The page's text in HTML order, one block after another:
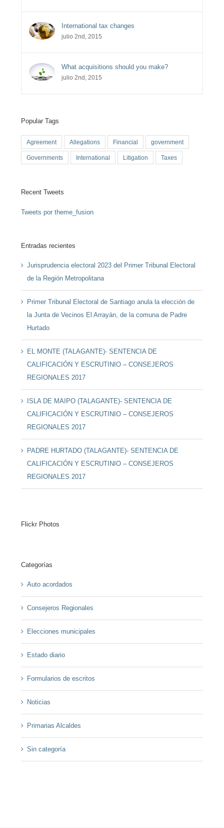
International tax changes
julio 2nd, 2015
What acquisitions should you make?
julio 2nd, 2015
Popular Tags
Agreement Allegations Financial government
Governments International Litigation Taxes
Recent Tweets
Tweets por theme_fusion
Entradas recientes
Jurisprudencia electoral 2023 del Primer Tribunal Electoral
de la Región Metropolitana
Primer Tribunal Electoral de Santiago anula la elección de
la Junta de Vecinos El Arrayán, de la comuna de Padre
Hurtado
EL MONTE (TALAGANTE)- SENTENCIA DE
CALIFICACIÓN Y ESCRUTINIO – CONSEJEROS
REGIONALES 2017
ISLA DE MAIPO (TALAGANTE)- SENTENCIA DE
CALIFICACIÓN Y ESCRUTINIO – CONSEJEROS
REGIONALES 2017
PADRE HURTADO (TALAGANTE)- SENTENCIA DE
CALIFICACIÓN Y ESCRUTINIO – CONSEJEROS
REGIONALES 2017
Flickr Photos
Categorías
Auto acordados
Consejeros Regionales
Elecciones municipales
Estado diario
Formularios de escritos
Noticias
Primarias Alcaldes
Sin categoría